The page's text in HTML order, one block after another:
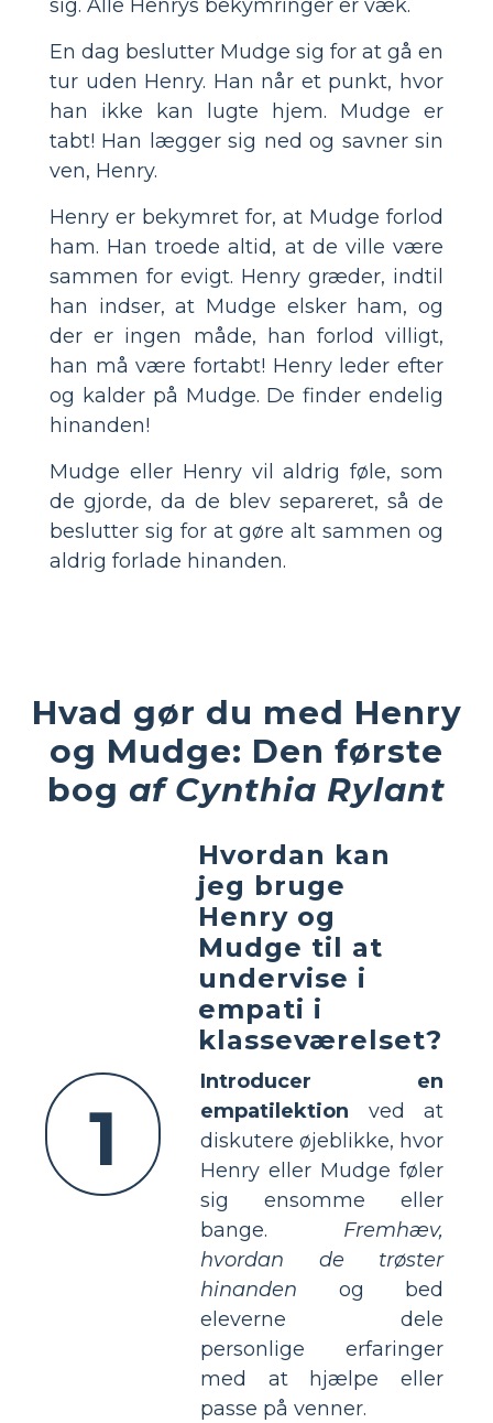
sig. Alle Henrys bekymringer er væk.
En dag beslutter Mudge sig for at gå en
tur uden Henry. Han når et punkt, hvor
han ikke kan lugte hjem. Mudge er
tabt! Han lægger sig ned og savner sin
ven, Henry.
Henry er bekymret for, at Mudge forlod
ham. Han troede altid, at de ville være
sammen for evigt. Henry græder, indtil
han indser, at Mudge elsker ham, og
der er ingen måde, han forlod villigt,
han må være fortabt! Henry leder efter
og kalder på Mudge. De finder endelig
hinanden!
Mudge eller Henry vil aldrig føle, som
de gjorde, da de blev separeret, så de
beslutter sig for at gøre alt sammen og
aldrig forlade hinanden.
Hvad gør du med Henry
og Mudge: Den første
bog af Cynthia Rylant
1
Hvordan kan
jeg bruge
Henry og
Mudge til at
undervise i
empati i
klasseværelset?
Introducer en
empatilektion ved at
diskutere øjeblikke, hvor
Henry eller Mudge føler
sig ensomme eller
bange. Fremhæv,
hvordan de trøster
hinanden og bed
eleverne dele
personlige erfaringer
med at hjælpe eller
passe på venner.